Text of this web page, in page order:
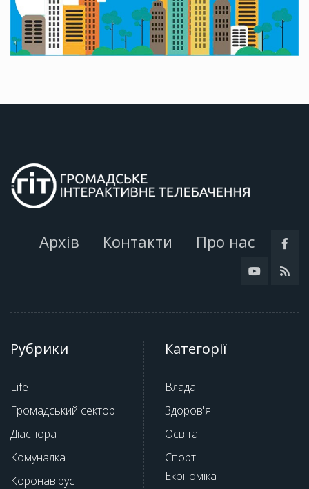
Архів Контакти Про нас
Рубрики
Life
Громадський сектор
Діаспора
Комуналка
Коронавірус
Категорії
Влада
Здоров'я
Освіта
Спорт
Економіка